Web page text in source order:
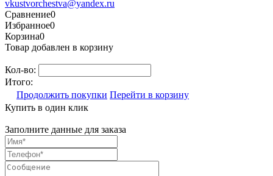
vkustvorchestva@yandex.ru
Сравнение0
Избранное0
Корзина0
Товар добавлен в корзину
Кол-во:
Итого:
Продолжить покупки Перейти в корзину
Купить в один клик
Заполните данные для заказа